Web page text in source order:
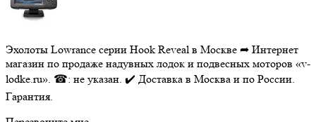
Эхолоты Lowrance серии Hook Reveal в Москве ➦ Интернет
магазин по продаже надувных лодок и подвесных моторов «v-
lodke.ru». ☎: не указан. ✔️ Доставка в Москва и по России.
Гарантия.